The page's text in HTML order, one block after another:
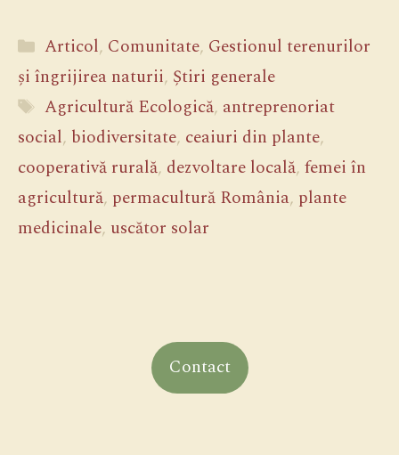
Categorii
Articol, Comunitate, Gestionul terenurilor
și îngrijirea naturii, Știri generale
Etichete
Agricultură Ecologică, antreprenoriat
social, biodiversitate, ceaiuri din plante,
cooperativă rurală, dezvoltare locală, femei în
agricultură, permacultură România, plante
medicinale, uscător solar
Contact